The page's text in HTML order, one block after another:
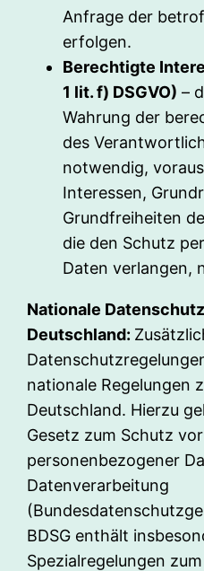
Anfrage der
erfolgen.
Berechtigte
1 lit. f) DSGVO) –
Wahrung der
des
notwendig,
Interessen,
Grundfreiheiten
die den Schutz
Daten verlangen,
Nationale
Deutschland:
nationale Regelungen
Deutschland. Hierzu
Gesetz zum Schutz
personenbezogener
Datenverarbeitung
BDSG enthält
Spezialregelungen